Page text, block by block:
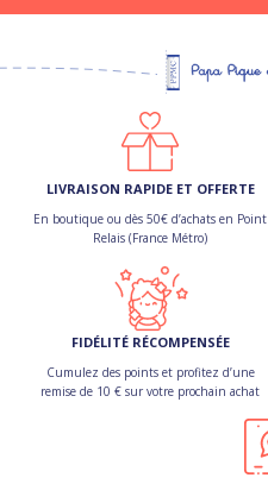
LIVRAISON RAPIDE ET OFFERTE
En boutique ou dès 50€ d’achats en Point
Relais (France Métro)
FIDÉLITÉ RÉCOMPENSÉE
Cumulez des points et profitez d’une
remise de 10 € sur votre prochain achat